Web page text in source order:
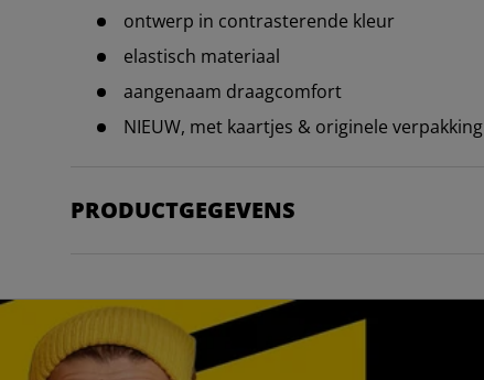
ontwerp in contrasterende kleur
elastisch materiaal
aangenaam draagcomfort
NIEUW, met kaartjes & originele verpakking
PRODUCTGEGEVENS